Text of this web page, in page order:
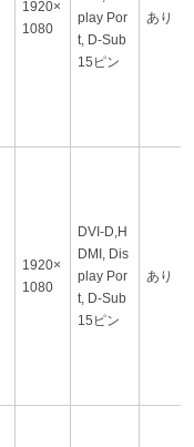
1920×
1080
play Por
t, D-Sub
15ピン
あり
1920×
1080
DVI-D,H
DMI, Dis
play Por
t, D-Sub
15ピン
あり